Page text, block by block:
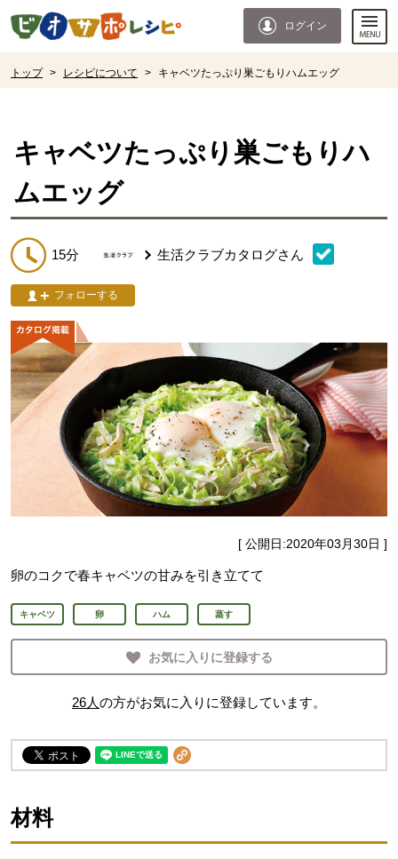
ページの先頭です。
ログイン
トップ > レシピについて > キャベツたっぷり巣ごもりハムエッグ
キャベツたっぷり巣ごもりハ
ムエッグ
15分 生活クラブカタログさん
フォローする
[ 公開日:2020年03月30日 ]
卵のコクで春キャベツの甘みを引き立てて
キャベツ 卵 ハム 蒸す
お気に入りに登録する
26人の方がお気に入りに登録しています。
材料